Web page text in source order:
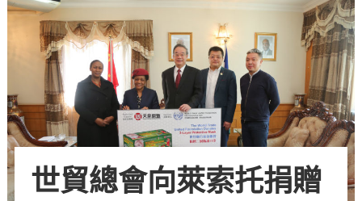
世貿總會向萊索托捐贈